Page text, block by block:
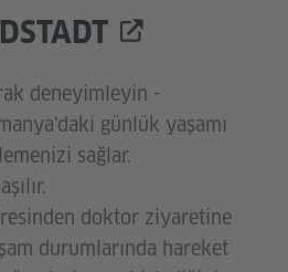
deneyimleyin -
günlük yaşamı
sağlar.
doktor ziyaretine
durumlarında hareket